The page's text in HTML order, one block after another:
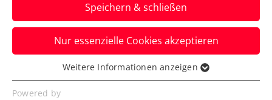
Für den Österreichische
Tennisverband (ÖTV) und die
Speichern & schließen
Nur essenzielle Cookies akzeptieren
Essenziell
Essenzielle Cookies werden für grundlegende
Weitere Informationen anzeigen
Powered by